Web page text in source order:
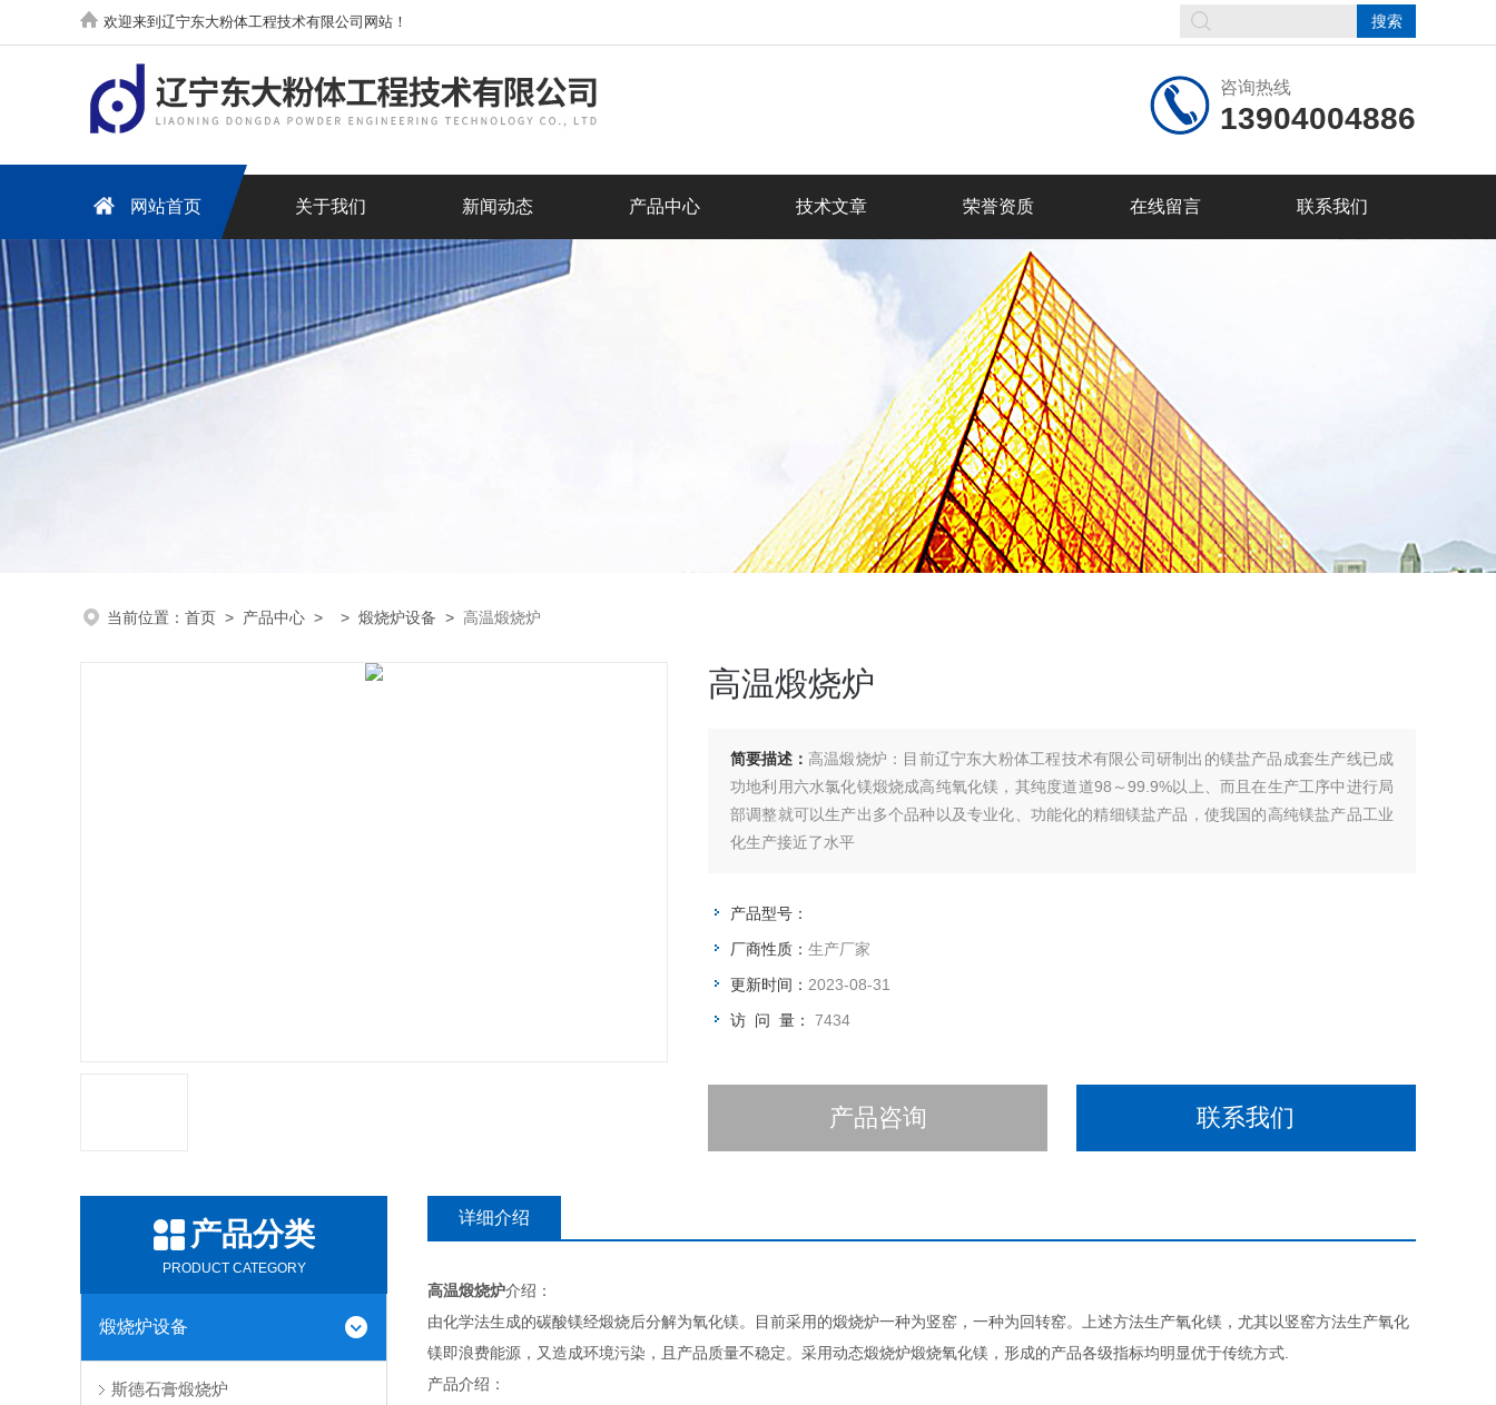
欢迎来到辽宁东大粉体工程技术有限公司网站！
咨询热线
13904004886
网站首页 关于我们 新闻动态 产品中心 技术文章 荣誉资质 在线留言 联系我们
当前位置： 首页 > 产品中心 > > 煅烧炉设备 > 高温煅烧炉
高温煅烧炉
简要描述： 高温煅烧炉：目前辽宁东大粉体工程技术有限公司研制出的镁盐产品成套生产线已成
功地利用六水氯化镁煅烧成高纯氧化镁，其纯度道道98～99.9%以上、而且在生产工序中进行局
部调整就可以生产出多个品种以及专业化、功能化的精细镁盐产品，使我国的高纯镁盐产品工业
化生产接近了水平
产品型号：
厂商性质： 生产厂家
更新时间： 2023-08-31
访 问 量： 7434
产品咨询 联系我们
产品分类
PRODUCT CATEGORY
煅烧炉设备
斯德石膏煅烧炉
详细介绍
高温煅烧炉介绍：
由化学法生成的碳酸镁经煅烧后分解为氧化镁。目前采用的煅烧炉一种为竖窑，一种为回转窑。上述方法生产氧化镁，尤其以竖窑方法生产氧化
镁即浪费能源，又造成环境污染，且产品质量不稳定。采用动态煅烧炉煅烧氧化镁，形成的产品各级指标均明显优于传统方式.
产品介绍：